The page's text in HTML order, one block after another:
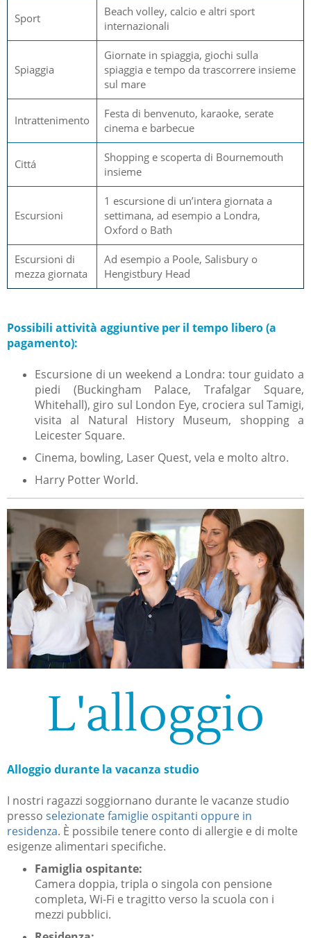
Sport
Beach volley, calcio e altri sport
internazionali
Spiaggia
Giornate in spiaggia, giochi sulla
spiaggia e tempo da trascorrere insieme
sul mare
Intrattenimento
Festa di benvenuto, karaoke, serate
cinema e barbecue
Cittá
Shopping e scoperta di Bournemouth
insieme
Escursioni
1 escursione di un’intera giornata a
settimana, ad esempio a Londra,
Oxford o Bath
Escursioni di
mezza giornata
Ad esempio a Poole, Salisbury o
Hengistbury Head
Possibili attività aggiuntive per il tempo libero (a
pagamento):
Escursione di un weekend a Londra: tour guidato a
piedi (Buckingham Palace, Trafalgar Square,
Whitehall), giro sul London Eye, crociera sul Tamigi,
visita al Natural History Museum, shopping a
Leicester Square.
Cinema, bowling, Laser Quest, vela e molto altro.
Harry Potter World.
L'alloggio
Alloggio durante la vacanza studio
I nostri ragazzi soggiornano durante le vacanze studio
presso selezionate famiglie ospitanti oppure in
residenza. È possibile tenere conto di allergie e di molte
esigenze alimentari specifiche.
Famiglia ospitante:
Camera doppia, tripla o singola con pensione
completa, Wi-Fi e tragitto verso la scuola con i
mezzi pubblici.